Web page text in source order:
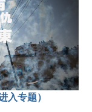
入专题）